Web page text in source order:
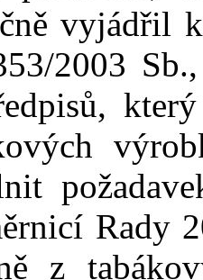
vyjádřil
2003
Rady
z